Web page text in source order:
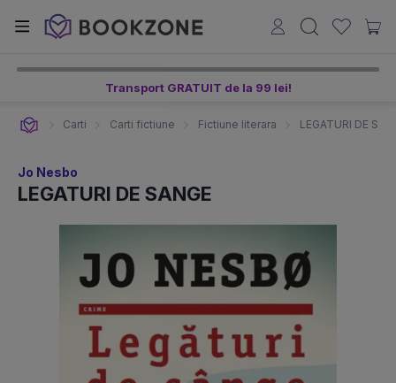
Transport GRATUIT de la 99 lei!
Carti Carti fictiune Fictiune literara LEGATURI DE
Jo Nesbo
LEGATURI DE SANGE